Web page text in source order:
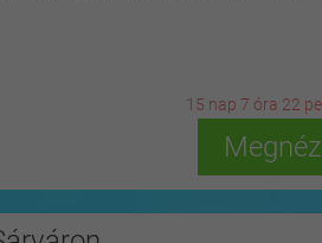
15 nap 7 óra 22 p